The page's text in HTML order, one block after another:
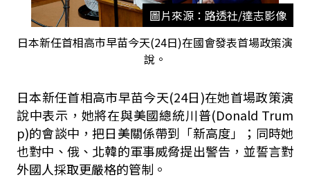
圖片來源：路透社/達志影像
日本新任首相高市早苗今天(24日)在國會發表首場政策演
說。
日本新任首相高市早苗今天(24日)在她首場政策演
說中表示，她將在與美國總統川普(Donald Trum
p)的會談中，把日美關係帶到「新高度」；同時她
也對中、俄、北韓的軍事威脅提出警告，並誓言對
外國人採取更嚴格的管制。